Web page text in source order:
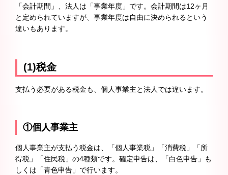
「会計期間」、法人は「事業年度」です。会計期間は12ヶ月
と定められていますが、事業年度は自由に決められるという
違いもあります。
(1)税金
支払う必要がある税金も、個人事業主と法人では違います。
①個人事業主
個人事業主が支払う税金は、「個人事業税」「消費税」「所
得税」「住民税」の4種類です。確定申告は、「白色申告」も
しくは「青色申告」で行います。